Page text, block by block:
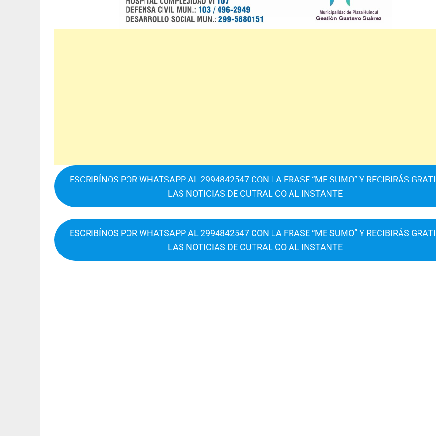
ESCRIBÍNOS POR WHATSAPP AL 2994842547 CON LA FRASE “ME SUMO” Y RECIBIRÁS
LAS NOTICIAS DE CUTRAL CO AL INSTANTE
ESCRIBÍNOS POR WHATSAPP AL 2994842547 CON LA FRASE “ME SUMO” Y RECIBIRÁS
LAS NOTICIAS DE CUTRAL CO AL INSTANTE